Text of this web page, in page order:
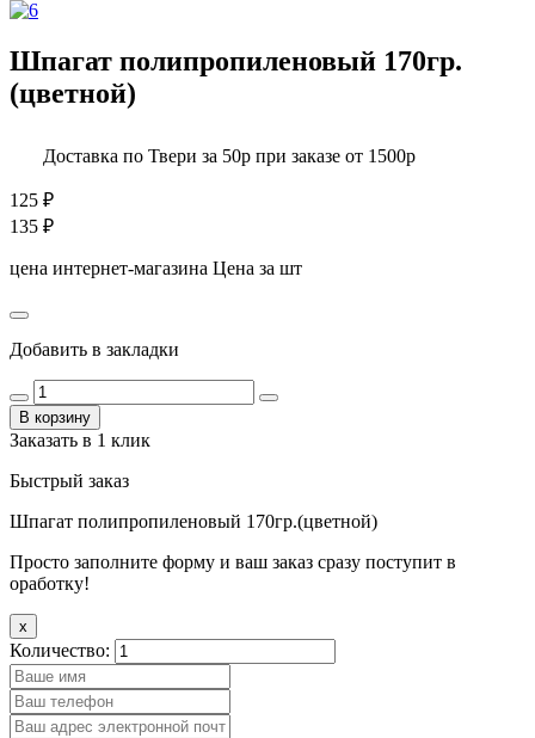
Шпагат полипропиленовый 170гр.
(цветной)
Доставка по Твери за 50р при заказе от 1500р
125 ₽
135 ₽
цена интернет-магазина Цена за шт
Добавить в закладки
В корзину
Заказать в 1 клик
Быстрый заказ
Шпагат полипропиленовый 170гр.(цветной)
Просто заполните форму и ваш заказ сразу поступит в
оработку!
x
Количество: